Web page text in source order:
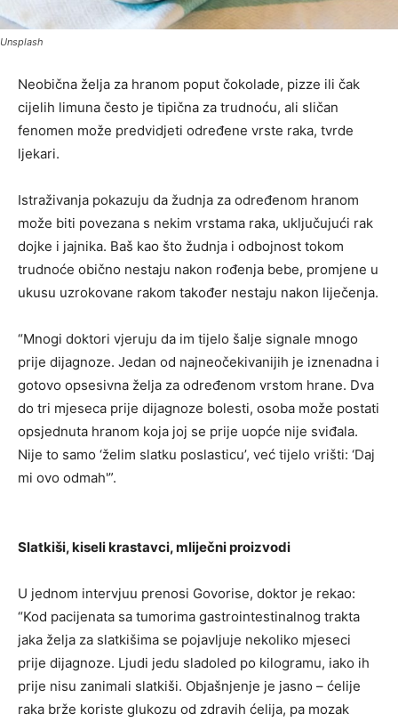
Unsplash
Neobična želja za hranom poput čokolade, pizze ili čak
cijelih limuna često je tipična za trudnoću, ali sličan
fenomen može predvidjeti određene vrste raka, tvrde
ljekari.
Istraživanja pokazuju da žudnja za određenom hranom
može biti povezana s nekim vrstama raka, uključujući rak
dojke i jajnika. Baš kao što žudnja i odbojnost tokom
trudnoće obično nestaju nakon rođenja bebe, promjene u
ukusu uzrokovane rakom također nestaju nakon liječenja.
“Mnogi doktori vjeruju da im tijelo šalje signale mnogo
prije dijagnoze. Jedan od najneočekivanijih je iznenadna i
gotovo opsesivna želja za određenom vrstom hrane. Dva
do tri mjeseca prije dijagnoze bolesti, osoba može postati
opsjednuta hranom koja joj se prije uopće nije sviđala.
Nije to samo ‘želim slatku poslasticu’, već tijelo vrišti: ‘Daj
mi ovo odmah'”.
Slatkiši, kiseli krastavci, mliječni proizvodi
U jednom intervjuu prenosi Govorise, doktor je rekao:
“Kod pacijenata sa tumorima gastrointestinalnog trakta
jaka želja za slatkišima se pojavljuje nekoliko mjeseci
prije dijagnoze. Ljudi jedu sladoled po kilogramu, iako ih
prije nisu zanimali slatkiši. Objašnjenje je jasno – ćelije
raka brže koriste glukozu od zdravih ćelija, pa mozak